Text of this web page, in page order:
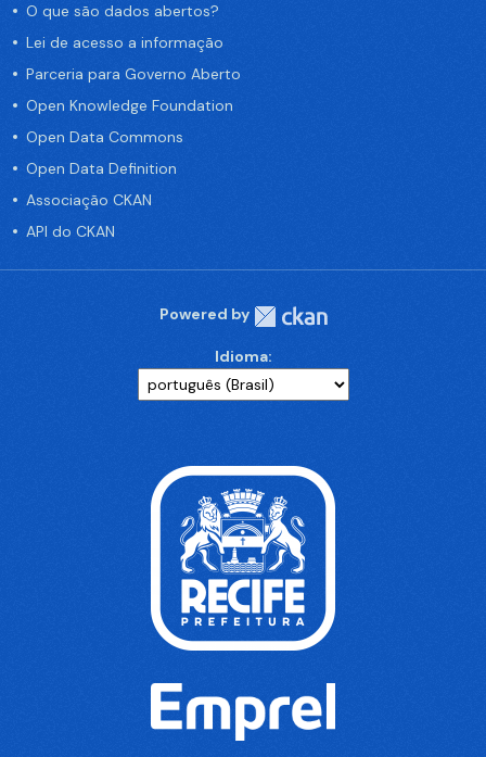
O que são dados abertos?
Lei de acesso a informação
Parceria para Governo Aberto
Open Knowledge Foundation
Open Data Commons
Open Data Definition
Associação CKAN
API do CKAN
Powered by
Idioma